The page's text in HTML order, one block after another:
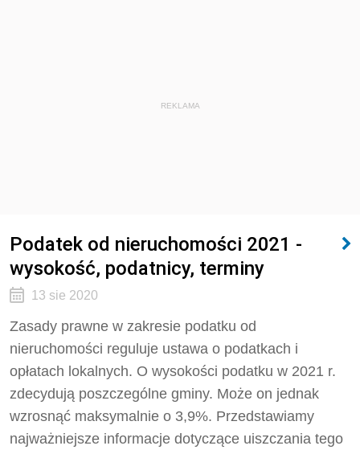
REKLAMA
Podatek od nieruchomości 2021 -
wysokość, podatnicy, terminy
13 sie 2020
Zasady prawne w zakresie podatku od
nieruchomości reguluje ustawa o podatkach i
opłatach lokalnych. O wysokości podatku w 2021 r.
zdecydują poszczególne gminy. Może on jednak
wzrosnąć maksymalnie o 3,9%. Przedstawiamy
najważniejsze informacje dotyczące uiszczania tego